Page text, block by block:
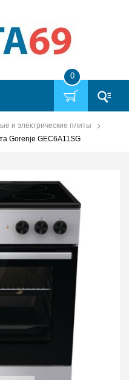
0
и электрические плиты
Gorenje GEC6A11SG